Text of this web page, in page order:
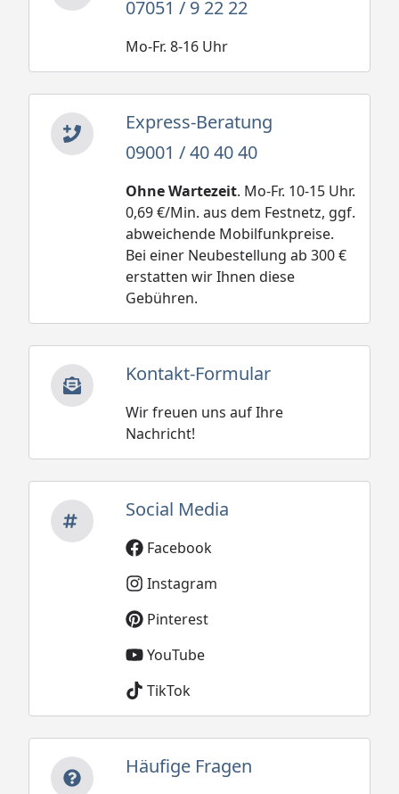
07051 / 9 22 22
Mo-Fr. 8-16 Uhr
Express-Beratung
09001 / 40 40 40
Ohne Wartezeit. Mo-Fr. 10-15 Uhr.
0,69 €/Min. aus dem Festnetz, ggf.
abweichende Mobilfunkpreise.
Bei einer Neubestellung ab 300 €
erstatten wir Ihnen diese
Gebühren.
Kontakt-Formular
Wir freuen uns auf Ihre
Nachricht!
Social Media
Facebook
Instagram
Pinterest
YouTube
TikTok
Häufige Fragen